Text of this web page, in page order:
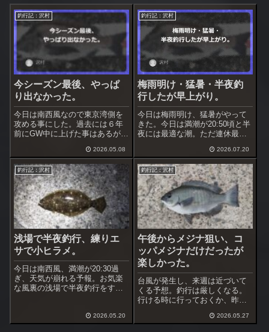
釣行記：沢村
今シーズン最後、やっぱ
り出なかった。
今日は南西風なので東京湾側を
攻める事にした。過去には６年
前にGW中に上げた事はあるが、
れなければ今シーズンは諦める
事にする。
2026.05.08
釣行記：沢村
梅雨明け・猛暑・半夜釣
行したが早上がり。
今日は梅雨明け、猛暑がやって
きた。今日は満潮が20:50頃と半
夜には最適な潮。ただ連休最終
り。夏のホームの浅場なら空い
ているだろう、半夜で釣行する
事にした。
2026.07.20
釣行記：沢村
浅場で半夜釣行、練りエ
サで小ヒラメ。
今日は南西風、満潮が20:30過
ぎ、天気が崩れる予報。お気楽
な風裏の浅場で半夜釣行をする
秋に黒鯛を上げているが半夜で
の経験は１回のみ。
2026.05.20
釣行記：沢村
午後からメジナ狙い、コ
ッパメジナだけだったが
楽しかった。
台風が発生し、来週は近づいて
くる予想。釣行は厳しくなる。
行ける時に行っておくか、昨日
決めた。今日は午後からの短時
2026.05.27